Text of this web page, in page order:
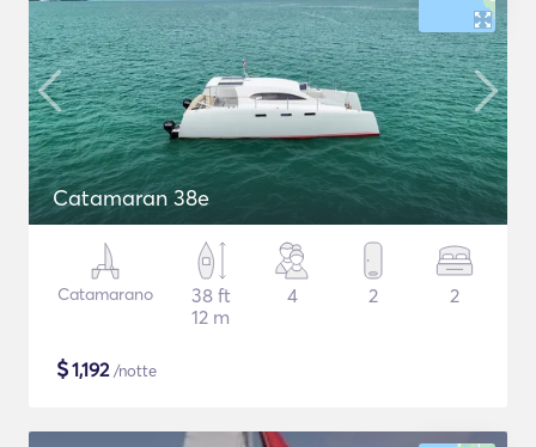
Catamaran 38e
Catamarano
38 ft
12 m
4 2 2
$1,192/notte